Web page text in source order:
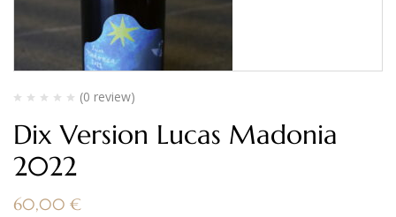
(0 review)
Dix Version Lucas Madonia
2022
60,00 €